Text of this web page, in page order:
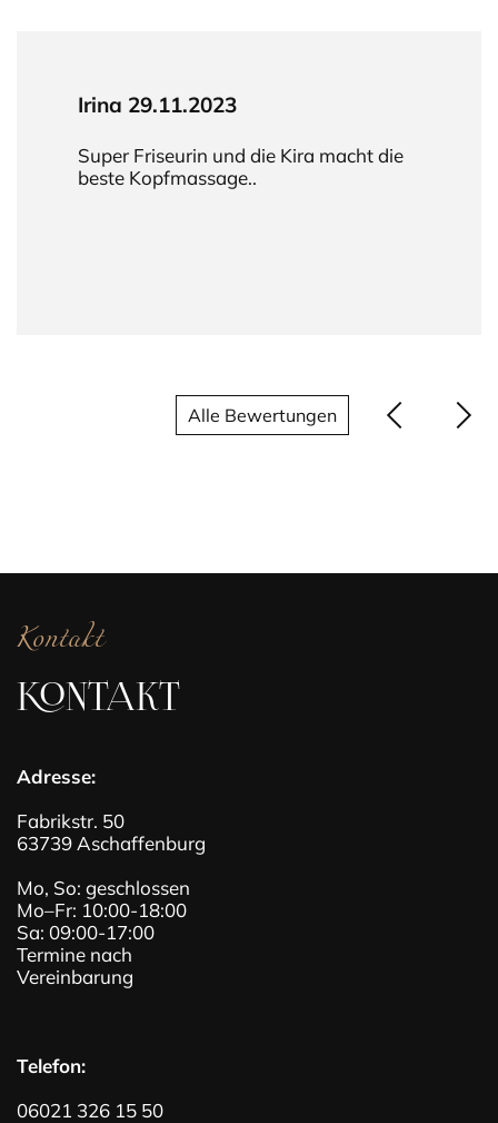
Irina 29.11.2023
Super Friseurin und die Kira macht die
beste Kopfmassage..
Alle Bewertungen
Kontakt
KONTAKT
Adresse:
Fabrikstr. 50
63739 Aschaffenburg
Mo, So: geschlossen
Mo–Fr: 10:00-18:00
Sa: 09:00-17:00
Termine nach
Vereinbarung
Telefon:
06021 326 15 50